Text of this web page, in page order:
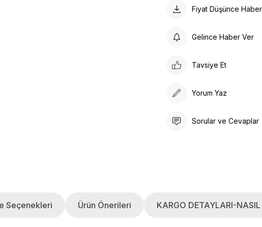
Fiyat Düşünce
Gelince Haber Ver
Tavsiye Et
Yorum Yaz
Sorular ve Cevaplar
Seçenekleri Ürün Önerileri KARGO DETAYLARI-